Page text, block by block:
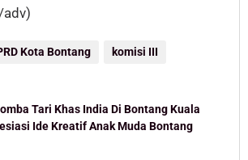
adv)
Kota Bontang komisi III
Tari Khas India Di Bontang Kuala
Ide Kreatif Anak Muda Bontang